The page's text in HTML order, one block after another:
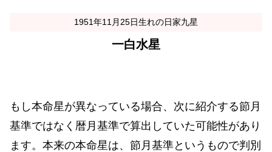
1951年11月25日生れの日家九星
一白水星
もし本命星が異なっている場合、次に紹介する節月
基準ではなく暦月基準で算出していた可能性があり
ます。本来の本命星は、節月基準というもので判別